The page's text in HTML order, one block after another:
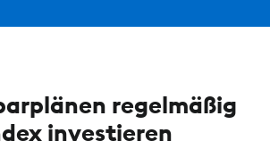
regelmäßig
investieren